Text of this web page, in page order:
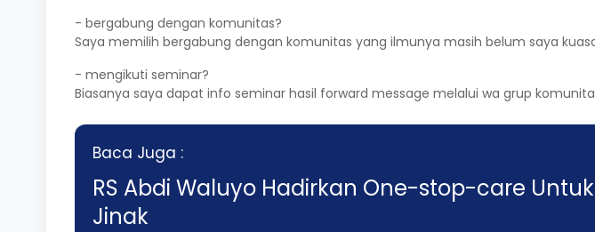
- bergabung dengan komunitas?
Saya memilih bergabung dengan komunitas yang ilmunya masih belum saya
- mengikuti seminar?
Biasanya saya dapat info seminar hasil forward message melalui wa grup
Baca Juga :
RS Abdi Waluyo Hadirkan One-stop-care
Jinak